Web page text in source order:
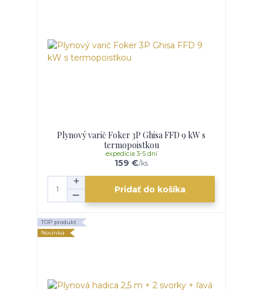
Plynový varič Foker 3P Ghisa FFD 9 kW s
termopoistkou
159 €/ks
expedícia 3-5 dní
Pridať do košíka
TOP produkt
Novinka